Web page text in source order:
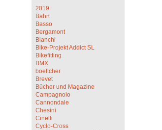
2019
Bahn
Basso
Bergamont
Bianchi
Bike-Projekt Addict SL
Bikefitting
BMX
boettcher
Brevet
Bücher und Magazine
Campagnolo
Cannondale
Chesini
Cinelli
Cyclo-Cross